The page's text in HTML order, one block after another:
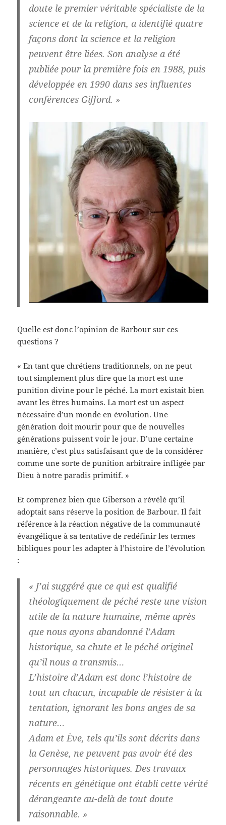
doute le premier véritable spécialiste de la
science et de la religion, a identifié quatre
façons dont la science et la religion
peuvent être liées. Son analyse a été
publiée pour la première fois en 1988, puis
développée en 1990 dans ses influentes
conférences Gifford. »
Quelle est donc l’opinion de Barbour sur ces
questions ?
« En tant que chrétiens traditionnels, on ne peut
tout simplement plus dire que la mort est une
punition divine pour le péché. La mort existait bien
avant les êtres humains. La mort est un aspect
nécessaire d’un monde en évolution. Une
génération doit mourir pour que de nouvelles
générations puissent voir le jour. D’une certaine
manière, c’est plus satisfaisant que de la considérer
comme une sorte de punition arbitraire infligée par
Dieu à notre paradis primitif. »
Et comprenez bien que Giberson a révélé qu’il
adoptait sans réserve la position de Barbour. Il fait
référence à la réaction négative de la communauté
évangélique à sa tentative de redéfinir les termes
bibliques pour les adapter à l’histoire de l’évolution
:
« J’ai suggéré que ce qui est qualifié
théologiquement de péché reste une vision
utile de la nature humaine, même après
que nous ayons abandonné l’Adam
historique, sa chute et le péché originel
qu’il nous a transmis…
L’histoire d’Adam est donc l’histoire de
tout un chacun, incapable de résister à la
tentation, ignorant les bons anges de sa
nature…
Adam et Ève, tels qu’ils sont décrits dans
la Genèse, ne peuvent pas avoir été des
personnages historiques. Des travaux
récents en génétique ont établi cette vérité
dérangeante au-delà de tout doute
raisonnable. »